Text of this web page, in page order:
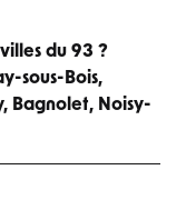
du 93 ?
sous-Bois,
Bagnolet, Noisy-